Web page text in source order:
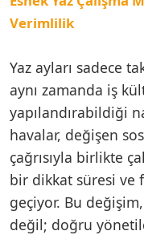
Verimlilik
Yaz ayları sadece
aynı zamanda iş
yapılandırabildiği
havalar, değişen
çağrısıyla birlikte
bir dikkat süresi ve
geçiyor. Bu
değil; doğru